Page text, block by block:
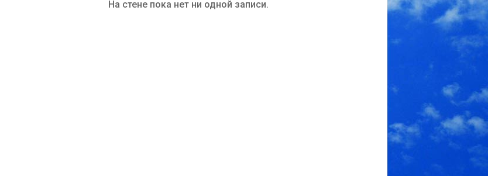
На стене пока нет ни одной записи.